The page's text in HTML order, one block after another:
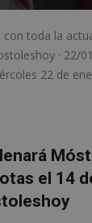
con toda la
· 22/
22 de
el 14